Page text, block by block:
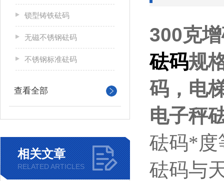
锁型铸铁砝码
无磁不锈钢砝码
不锈钢标准砝码
查看全部
相关文章
RELATED ARTICLES
300克
砝码规
码，电
电子秤
砝码*度
砝码与